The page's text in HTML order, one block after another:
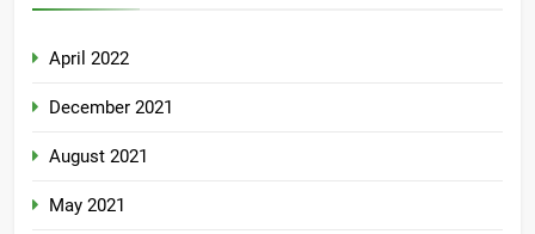
April 2022
December 2021
August 2021
May 2021